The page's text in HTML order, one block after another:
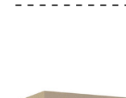
－－－－－－－－